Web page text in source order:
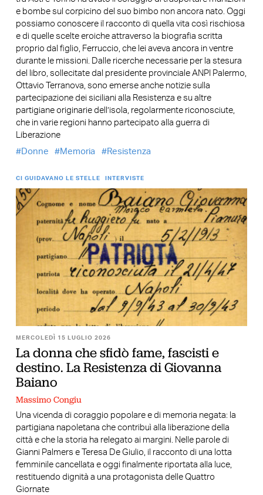
e bombe sul corpicino del suo bimbo non ancora nato. Oggi
possiamo conoscere il racconto di quella vita così rischiosa
e di quelle scelte eroiche attraverso la biografia scritta
proprio dal figlio, Ferruccio, che lei aveva ancora in ventre
durante le missioni. Dalle ricerche necessarie per la stesura
del libro, sollecitate dal presidente provinciale ANPI Palermo,
Ottavio Terranova, sono emerse anche notizie sulla
partecipazione dei siciliani alla Resistenza e su altre
partigiane originarie dell’isola, regolarmente riconosciute,
che in varie regioni hanno partecipato alla guerra di
Liberazione
Donne
Memoria Resistenza
CI GUIDAVANO LE STELLE INTERVISTE
MERCOLEDÌ 15 LUGLIO 2026
La donna che sfidò fame, fascisti e
destino. La Resistenza di Giovanna
Baiano
Massimo Congiu
Una vicenda di coraggio popolare e di memoria negata: la
partigiana napoletana che contribuì alla liberazione della
città e che la storia ha relegato ai margini. Nelle parole di
Gianni Palmers e Teresa De Giulio, il racconto di una lotta
femminile cancellata e oggi finalmente riportata alla luce,
restituendo dignità a una protagonista delle Quattro
Giornate